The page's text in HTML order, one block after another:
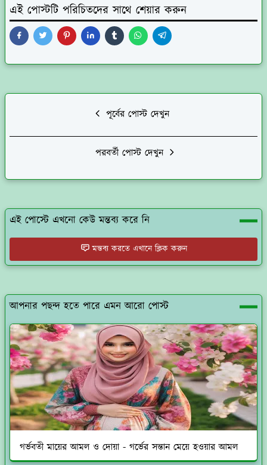
এই পোস্টটি পরিচিতদের সাথে শেয়ার করুন
পূর্বের পোস্ট দেখুন
পরবর্তী পোস্ট দেখুন
এই পোস্টে এখনো কেউ মন্তব্য করে নি
মন্তব্য করতে এখানে ক্লিক করুন
আপনার পছন্দ হতে পারে এমন আরো পোস্ট
গর্ভবতী মায়ের আমল ও দোয়া - গর্ভের সন্তান মেয়ে হওয়ার আমল